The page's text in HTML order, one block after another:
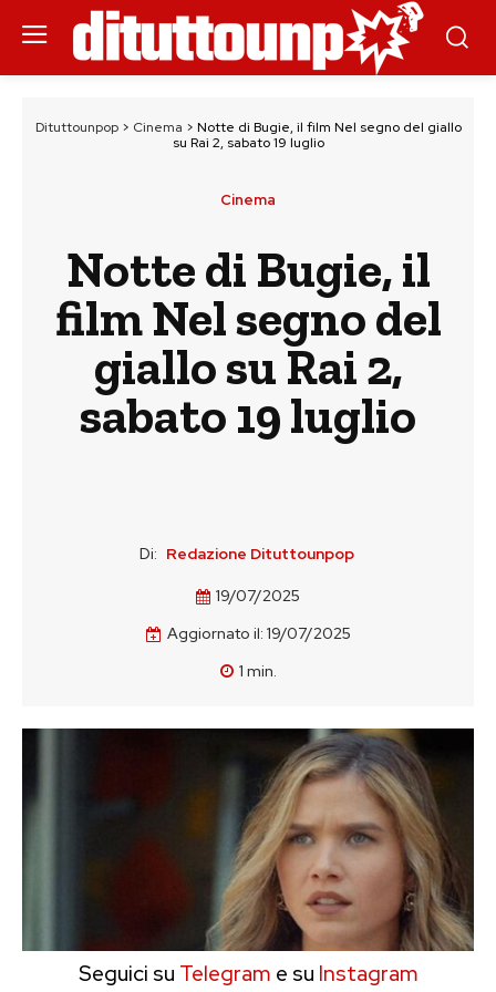
Dituttounpop> Cinema > Notte di Bugie, il film Nel segno del giallo
su Rai 2, sabato 19 luglio
Cinema
Notte di Bugie, il
film Nel segno del
giallo su Rai 2,
sabato 19 luglio
Di: Redazione Dituttounpop
19/07/2025
Aggiornato il: 19/07/2025
1 min.
Seguici su Telegram e su Instagram